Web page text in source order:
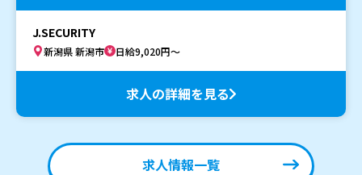
J.SECURITY
新潟県 新潟市 日給9,020円～
求人の詳細を見る
求人情報一覧